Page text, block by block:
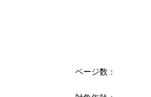
ページ数：